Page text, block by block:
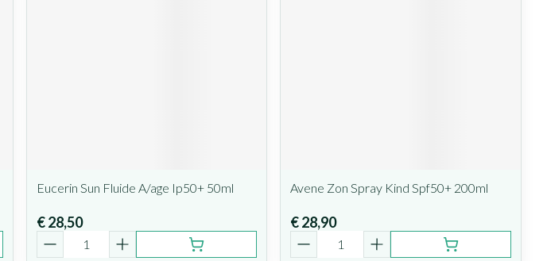
Eucerin Sun Fluide A/age Ip50+ 50ml
€ 28,50
Avene Zon Spray Kind Spf50+ 200ml
€ 28,90